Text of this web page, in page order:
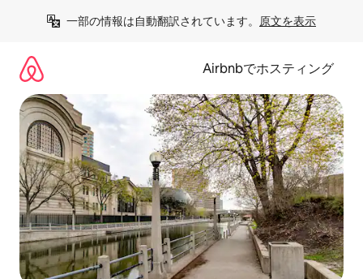
一部の情報は自動翻訳されています。 原文を表示
Airbnbでホスティング